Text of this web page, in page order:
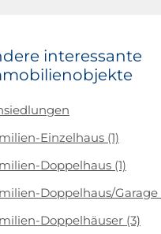
interessante
Einzelhaus (1)
Doppelhaus (1)
Doppelhaus/Garage
Doppelhäuser (3)